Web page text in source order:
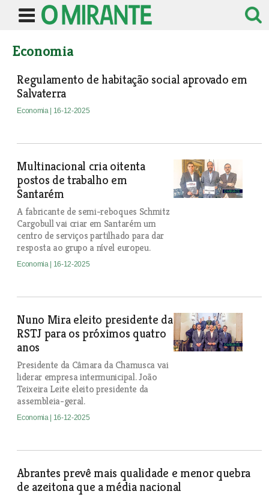
Economia
Regulamento de habitação social aprovado em
Salvaterra
Economia | 16-12-2025
Multinacional cria oitenta
postos de trabalho em
Santarém
A fabricante de semi-reboques Schmitz
Cargobull vai criar em Santarém um
centro de serviços partilhado para dar
resposta ao grupo a nível europeu.
Economia | 16-12-2025
Nuno Mira eleito presidente da
RSTJ para os próximos quatro
anos
Presidente da Câmara da Chamusca vai
liderar empresa intermunicipal. João
Teixeira Leite eleito presidente da
assembleia-geral.
Economia | 16-12-2025
Abrantes prevê mais qualidade e menor quebra
de azeitona que a média nacional